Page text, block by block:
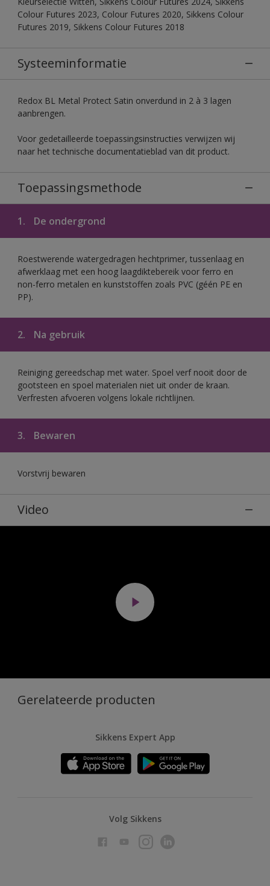
Colour Futures 2023, Colour Futures 2020, Sikkens Colour
Futures 2019, Sikkens Colour Futures 2018
Systeeminformatie
Redox BL Metal Protect Satin onverdund in 2 à 3 lagen
aanbrengen.
Voor gedetailleerde toepassingsinstructies verwijzen wij
naar het technische documentatieblad van dit product.
Toepassingsmethode
1. De ondergrond
Roestwerende watergedragen hechtprimer, tussenlaag en
afwerklaag met een hoog laagdiktebereik voor ferro en
non-ferro metalen en kunststoffen zoals PVC (géén PE en
PP).
2. Na gebruik
Reiniging gereedschap met water. Spoel verf nooit door de
gootsteen en spoel materialen niet uit onder de kraan.
Verfresten afvoeren volgens lokale richtlijnen.
3. Bewaren
Vorstvrij bewaren
Video
Gerelateerde producten
Sikkens Expert App
Volg Sikkens